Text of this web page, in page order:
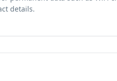
details.